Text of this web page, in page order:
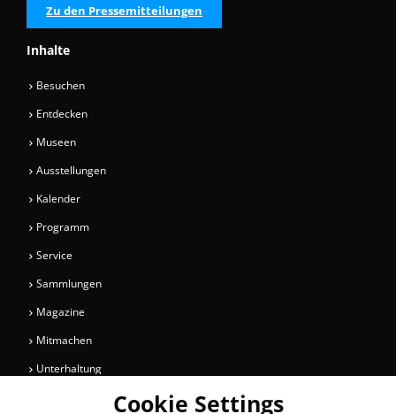
Zu den Pressemitteilungen
Inhalte
Besuchen
Entdecken
Museen
Ausstellungen
Kalender
Programm
Service
Sammlungen
Magazine
Mitmachen
Unterhaltung
Cookie Settings